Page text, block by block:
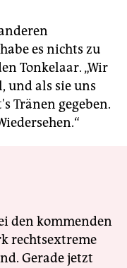
es nichts zu
Tonkelaar. „Wir
und als sie uns
Tränen gegeben.
den kommenden
rechtsextreme
Gerade jetzt